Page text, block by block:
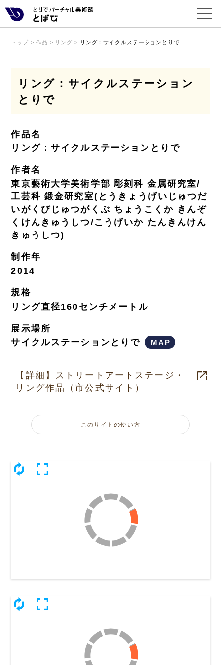
トップ > 作品 > リング > リング：サイクルステーションとりで
リング：サイクルステーション
とりで
作品名
リング：サイクルステーションとりで
作者名
東京藝術大学美術学部 彫刻科 金属研究室/
工芸科 鍛金研究室(とうきょうげいじゅつだ
いがくびじゅつがくぶ ちょうこくか きんぞ
くけんきゅうしつ/こうげいか たんきんけん
きゅうしつ)
制作年
2014
規格
リング直径160センチメートル
展示場所
サイクルステーションとりで
MAP
【詳細】ストリートアートステージ・
リング作品（市公式サイト）
このサイトの使い方